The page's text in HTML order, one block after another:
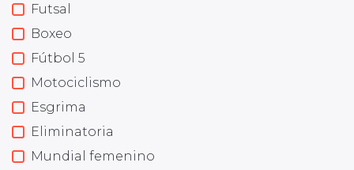
Futsal
Boxeo
Fútbol 5
Motociclismo
Esgrima
Eliminatoria
Mundial femenino